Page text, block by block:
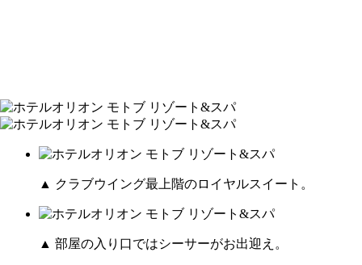
▲ クラブウイング最上階のロイヤルスイート。
▲ 部屋の入り口ではシーサーがお出迎え。